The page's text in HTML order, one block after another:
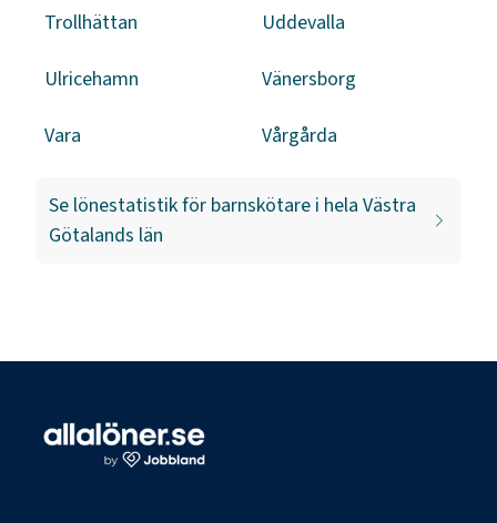
Trollhättan Uddevalla
Ulricehamn Vänersborg
Vara Vårgårda
Se lönestatistik för barnskötare i hela Västra
Götalands län